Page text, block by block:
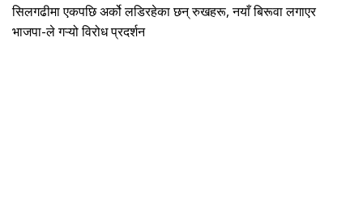
सिलगढीमा एकपछि अर्को लडिरहेका छन् रुखहरू, नयाँ बिरूवा लगाएर
भाजपा-ले गऱ्यो विरोध प्रदर्शन